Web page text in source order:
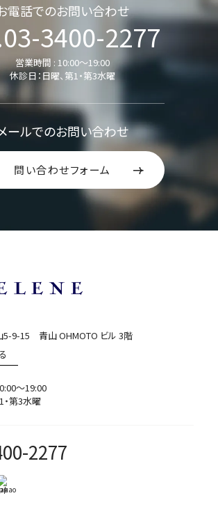
電話でのお問い合わせ
3400-2277
営業時間 : 10:00～19:00
休診日：日曜、第1・第3水曜
ールでのお問い合わせ
問い合わせフォーム
5-9-15 青山 OHMOTO ビル 3階
～19:00
第3水曜
2277